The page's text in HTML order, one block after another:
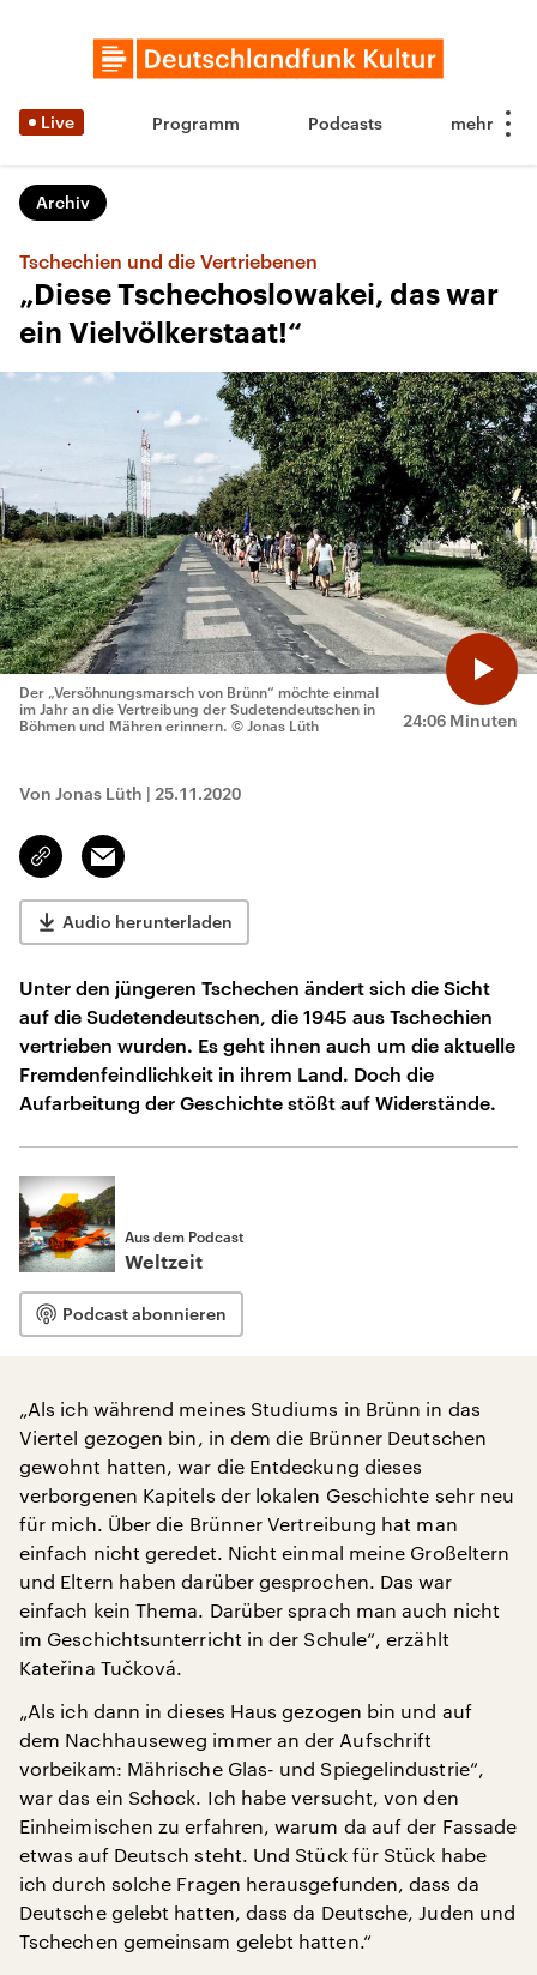
Live Programm Podcasts
Archiv
Tschechien und die Vertriebenen
„Diese Tschechoslowakei, das war
ein Vielvölkerstaat!“
24:06 Minuten
Der „Versöhnungsmarsch von Brünn“ möchte einmal
im Jahr an die Vertreibung der Sudetendeutschen in
Böhmen und Mähren erinnern. © Jonas Lüth
Von Jonas Lüth | 25.11.2020
Link
kopieren/teilen
Email
Audio herunterladen
Unter den jüngeren Tschechen ändert sich die Sicht
auf die Sudetendeutschen, die 1945 aus Tschechien
vertrieben wurden. Es geht ihnen auch um die aktuelle
Fremdenfeindlichkeit in ihrem Land. Doch die
Aufarbeitung der Geschichte stößt auf Widerstände.
Aus dem Podcast
Weltzeit
Podcast abonnieren
„Als ich während meines Studiums in Brünn in das
Viertel gezogen bin, in dem die Brünner Deutschen
gewohnt hatten, war die Entdeckung dieses
verborgenen Kapitels der lokalen Geschichte sehr neu
für mich. Über die Brünner Vertreibung hat man
einfach nicht geredet. Nicht einmal meine Großeltern
und Eltern haben darüber gesprochen. Das war
einfach kein Thema. Darüber sprach man auch nicht
im Geschichtsunterricht in der Schule“, erzählt
Kateřina Tučková.
„Als ich dann in dieses Haus gezogen bin und auf
dem Nachhauseweg immer an der Aufschrift
vorbeikam: Mährische Glas- und Spiegelindustrie“,
war das ein Schock. Ich habe versucht, von den
Einheimischen zu erfahren, warum da auf der Fassade
etwas auf Deutsch steht. Und Stück für Stück habe
ich durch solche Fragen herausgefunden, dass da
Deutsche gelebt hatten, dass da Deutsche, Juden und
Tschechen gemeinsam gelebt hatten.“